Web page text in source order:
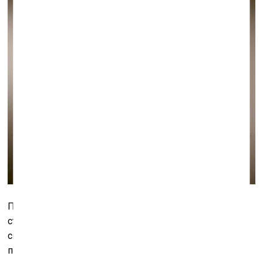
Проект «Бестиарий» по своему содержанию и
структуре – почти литература: здесь не просто много
связанных между собой вымышленных и реальных
персонажей, все средства графического искусства